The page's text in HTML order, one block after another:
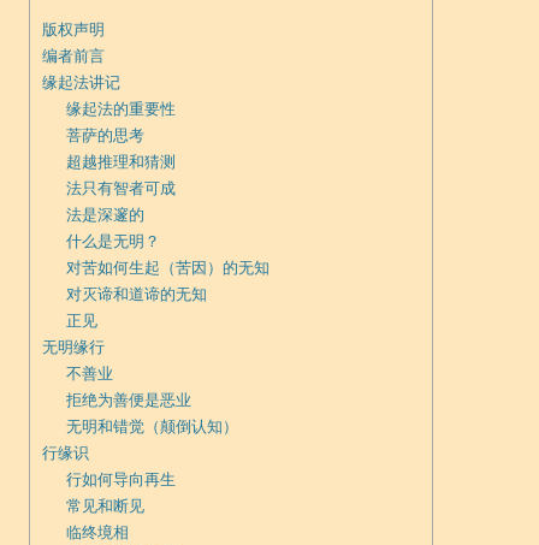
版权声明
编者前言
缘起法讲记
缘起法的重要性
菩萨的思考
超越推理和猜测
法只有智者可成
法是深邃的
什么是无明？
对苦如何生起（苦因）的无知
对灭谛和道谛的无知
正见
无明缘行
不善业
拒绝为善便是恶业
无明和错觉（颠倒认知）
行缘识
行如何导向再生
常见和断见
临终境相